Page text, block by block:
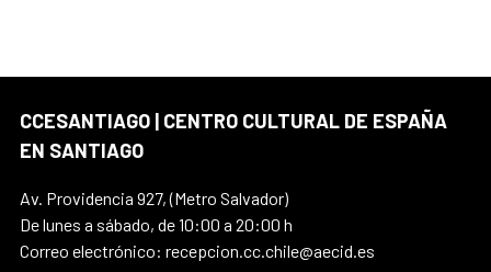
CCESANTIAGO | CENTRO CULTURAL DE ESPAÑA
EN SANTIAGO
Av. Providencia 927, (Metro Salvador)
De lunes a sábado, de 10:00 a 20:00 h
Correo electrónico: recepcion.cc.chile@aecid.es